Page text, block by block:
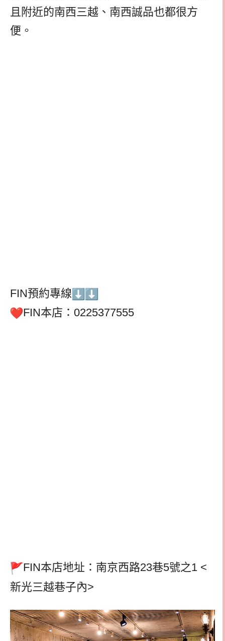
且附近的南西三越、南西誠品也都很方
便。
FIN預約專線
FIN本店：0225377555
FIN本店地址：南京西路23巷5號之1 <
新光三越巷子內>